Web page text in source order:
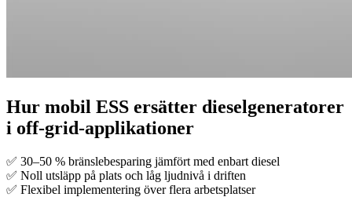
Hur mobil ESS ersätter dieselgeneratorer
i off-grid-applikationer
✅ 30–50 % bränslebesparing jämfört med enbart diesel
✅ Noll utsläpp på plats och låg ljudnivå i driften
✅ Flexibel implementering över flera arbetsplatser